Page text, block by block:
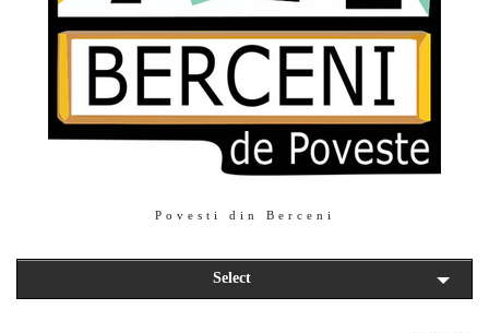
Povesti din Berceni
Select